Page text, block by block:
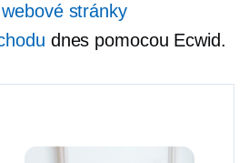
webové stránky
dnes pomocou Ecwid.